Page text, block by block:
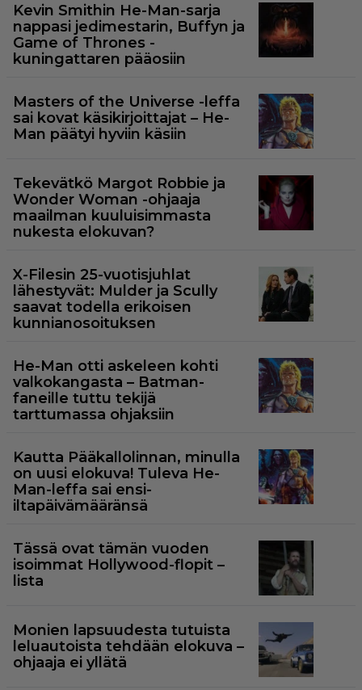
Kevin Smithin He-Man-sarja
nappasi jedimestarin, Buffyn ja
Game of Thrones -
kuningattaren pääosiin
Masters of the Universe -leffa
sai kovat käsikirjoittajat – He-
Man päätyi hyviin käsiin
Tekevätkö Margot Robbie ja
Wonder Woman -ohjaaja
maailman kuuluisimmasta
nukesta elokuvan?
X-Filesin 25-vuotisjuhlat
lähestyvät: Mulder ja Scully
saavat todella erikoisen
kunnianosoituksen
He-Man otti askeleen kohti
valkokangasta – Batman-
faneille tuttu tekijä
tarttumassa ohjaksiin
Kautta Pääkallolinnan, minulla
on uusi elokuva! Tuleva He-
Man-leffa sai ensi-
iltapäivämääränsä
Tässä ovat tämän vuoden
isoimmat Hollywood-flopit –
lista
Monien lapsuudesta tutuista
leluautoista tehdään elokuva –
ohjaaja ei yllätä